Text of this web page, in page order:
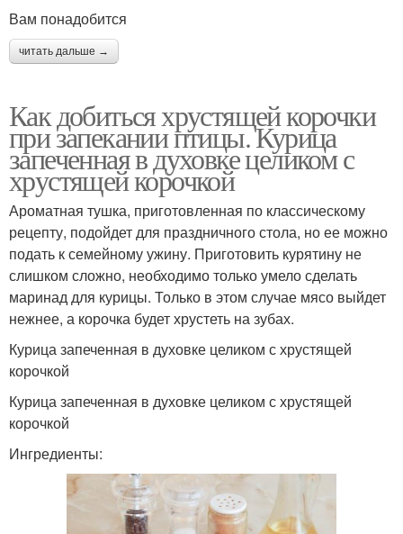
Вам понадобится
читать дальше →
Как добиться хрустящей корочки
при запекании птицы. Курица
запеченная в духовке целиком с
хрустящей корочкой
Ароматная тушка, приготовленная по классическому
рецепту, подойдет для праздничного стола, но ее можно
подать к семейному ужину. Приготовить курятину не
слишком сложно, необходимо только умело сделать
маринад для курицы. Только в этом случае мясо выйдет
нежнее, а корочка будет хрустеть на зубах.
Курица запеченная в духовке целиком с хрустящей
корочкой
Курица запеченная в духовке целиком с хрустящей
корочкой
Ингредиенты: